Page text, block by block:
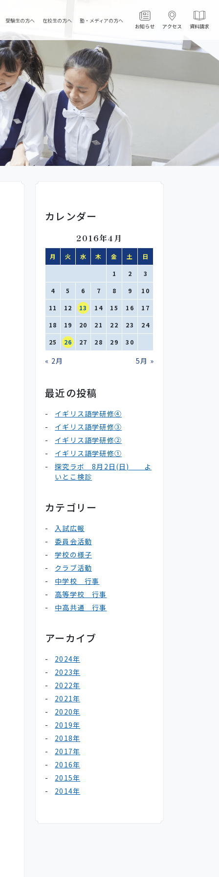
お知らせ アクセス 資料請求
受験生の方へ 在校生の方へ 塾・メディアの方へ
カレンダー
2016年4月
月 火 水 木 金 土 日
1 2 3
4 5 6 7 8 9 10
11 12 13 14 15 16 17
18 19 20 21 22 23 24
25 26 27 28 29 30
« 2月 5月 »
最近の投稿
イギリス語学研修④
イギリス語学研修③
イギリス語学研修②
イギリス語学研修①
探究ラボ 8月2日(日) よ
いとこ検診
カテゴリー
入試広報
委員会活動
学校の様子
クラブ活動
中学校 行事
高等学校 行事
中高共通 行事
アーカイブ
2024年
2023年
2022年
2021年
2020年
2019年
2018年
2017年
2016年
2015年
2014年